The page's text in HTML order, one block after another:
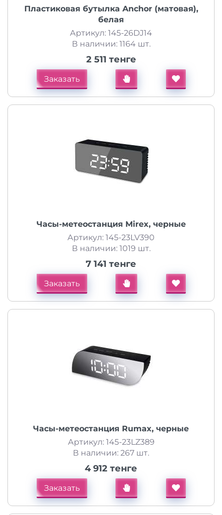
Пластиковая бутылка Anchor (матовая),
белая
Артикул: 145-26DJ14
В наличии: 1164 шт.
2 511 тенге
Заказать
Часы-метеостанция Mirex, черные
Артикул: 145-23LV390
В наличии: 1019 шт.
7 141 тенге
Заказать
Часы-метеостанция Rumax, черные
Артикул: 145-23LZ389
В наличии: 267 шт.
4 912 тенге
Заказать